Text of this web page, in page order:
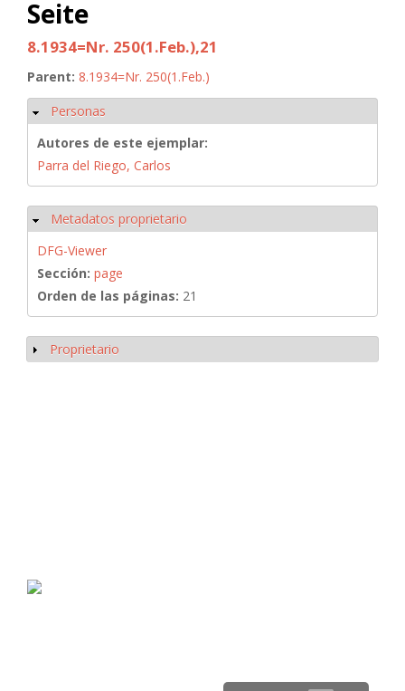
Seite
8.1934=Nr. 250(1.Feb.),21
Parent: 8.1934=Nr. 250(1.Feb.)
Ocultar
Personas
Autores de este ejemplar:
Parra del Riego, Carlos
Ocultar
Metadatos proprietario
DFG-Viewer
Sección: page
Orden de las páginas: 21
Mostrar
Proprietario